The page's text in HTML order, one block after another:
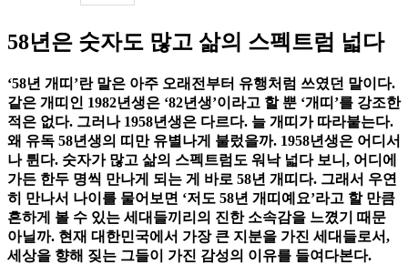
58년은 숫자도 많고 삶의 스펙트럼 넓다
‘58년 개띠’란 말은 아주 오래전부터 유행처럼 쓰였던 말이다.
같은 개띠인 1982년생은 ‘82년생’이라고 할 뿐 ‘개띠’를 강조한
적은 없다. 그러나 1958년생은 다르다. 늘 개띠가 따라붙는다.
왜 유독 58년생의 띠만 유별나게 불렀을까. 1958년생은 어디서
나 튄다. 숫자가 많고 삶의 스펙트럼도 워낙 넓다 보니, 어디에
가든 한두 명씩 만나게 되는 게 바로 58년 개띠다. 그래서 우연
히 만나서 나이를 물어보면 ‘저도 58년 개띠예요’라고 할 만큼
흔하게 볼 수 있는 세대들끼리의 진한 소속감을 느꼈기 때문
아닐까. 현재 대한민국에서 가장 큰 지분을 가진 세대들로서,
세상을 향해 짖는 그들이 가진 감성의 이유를 들여다본다.